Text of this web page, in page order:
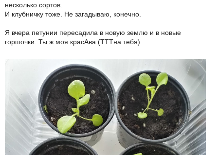
несколько сортов.
И клубничку тоже. Не загадываю, конечно.
Я вчера петунии пересадила в новую землю и в новые
горшочки. Ты ж моя красАва (ТТТна тебя)